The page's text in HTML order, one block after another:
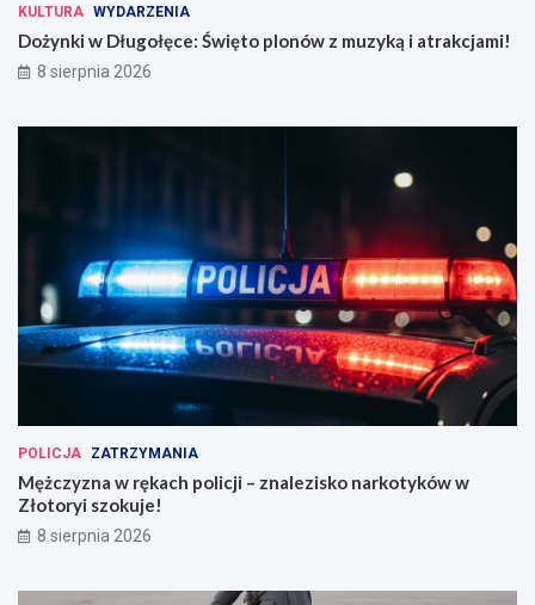
KULTURA WYDARZENIA
Dożynki w Długołęce: Święto plonów z muzyką i atrakcjami!
8 sierpnia 2026
POLICJA ZATRZYMANIA
Mężczyzna w rękach policji – znalezisko narkotyków w
Złotoryi szokuje!
8 sierpnia 2026